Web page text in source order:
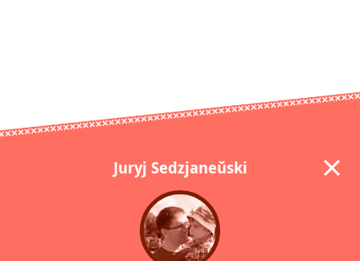
Juryj Sedzjaneŭski